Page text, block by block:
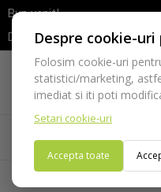
Despre cookie-
Folosim cookie-uri
statistici/marketing,
imediat si iti poti
Setari cookie-uri
Accepta toate
Bun venit!
Dupa efectuarea comenzii
Telefon:
021-528 03 23
Acasa